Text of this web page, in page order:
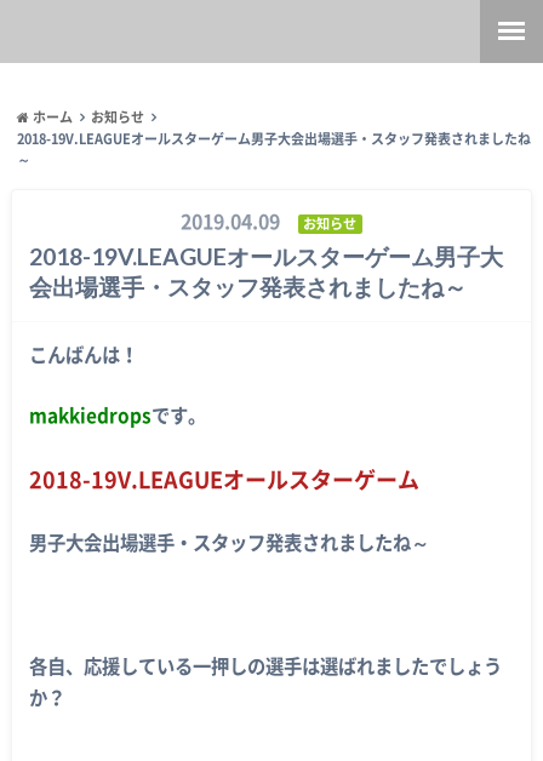
ホーム
お知らせ
2018-19V.LEAGUEオールスターゲーム男子大会出場選手・スタッフ発表されましたね
～
2019.04.09 お知らせ
2018-19V.LEAGUEオールスターゲーム男子大
会出場選手・スタッフ発表されましたね～
こんばんは！
makkiedropsです。
2018-19V.LEAGUEオールスターゲーム
男子大会出場選手・スタッフ発表されましたね～
各自、応援している一押しの選手は選ばれましたでしょう
か？